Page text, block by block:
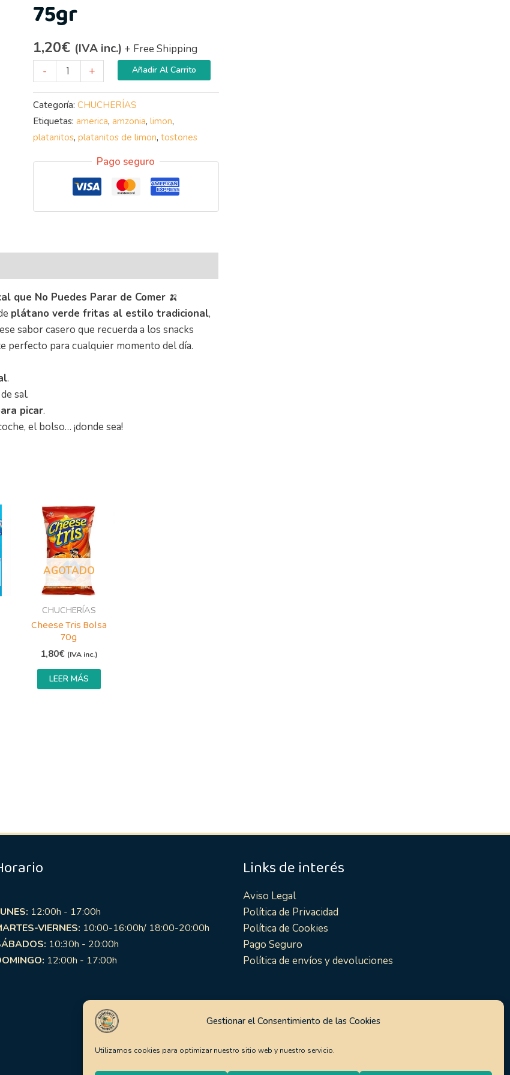
Gestionar el Consentimiento de las Cookies
Utilizamos cookies para optimizar nuestro sitio web y nuestro servicio.
75gr
1,20€ (IVA inc.) + Free Shipping
-
+ Añadir Al Carrito
Categoría: CHUCHERÍAS
Etiquetas: america, amzonia, limon,
platanitos, platanitos de limon, tostones
Pago seguro
que No Puedes Parar de Comer 🍌
plátano verde fritas al estilo tradicional,
sabor casero que recuerda a los snacks
perfecto para cualquier momento del día.
.
sal.
picar.
el bolso… ¡donde sea!
AGOTADO
CHUCHERÍAS
Cheese Tris Bolsa
70g
1,80€ (IVA inc.)
LEER MÁS
12:00h - 17:00h
VIERNES: 10:00-16:00h/ 18:00-20:00h
10:30h - 20:00h
12:00h - 17:00h
Links de interés
Aviso Legal
Política de Privacidad
Política de Cookies
Pago Seguro
Política de envíos y devoluciones